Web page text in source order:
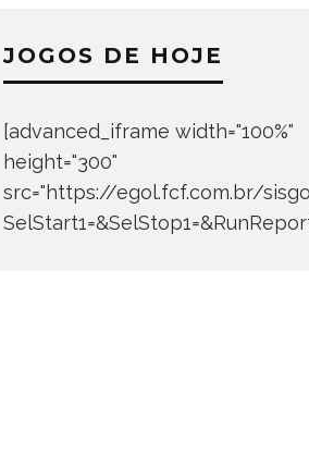
JOGOS DE HOJE
[advanced_iframe width="100%"
height="300"
src="https://egol.fcf.com.br/